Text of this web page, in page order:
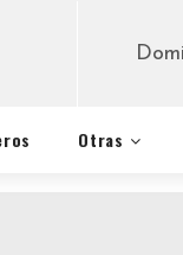
Otras